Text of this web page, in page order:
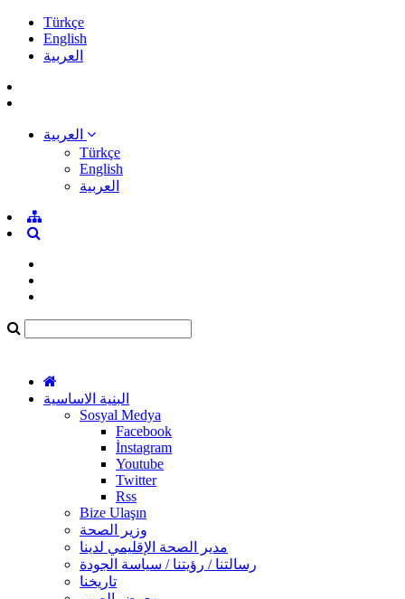
Türkçe
English
العربية
Türkçe
English
العربية
البنية الاساسية
Sosyal Medya
Facebook
İnstagram
Youtube
Twitter
Rss
Bize Ulaşın
وزير الصحة
مدير الصحة الإقليمي لدينا
رسالتنا / رؤيتنا / سياسة الجودة
تاريخنا